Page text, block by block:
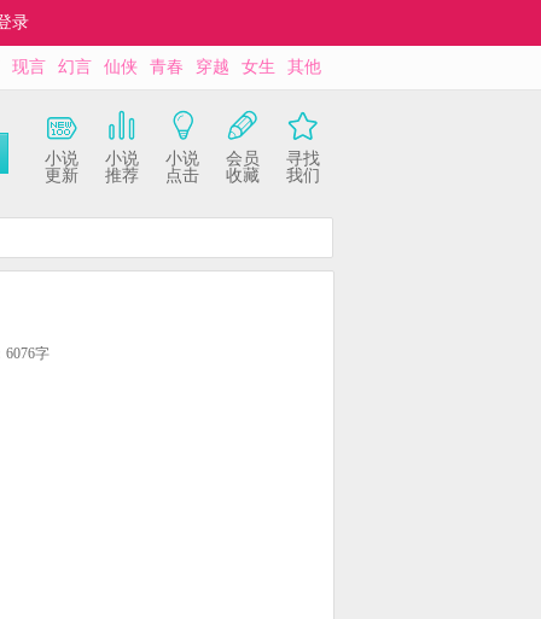
录
现言 幻言 仙侠 青春 穿越 女生 其他
小说
更新
小说
推荐
小说
点击
会员
收藏
寻找
我们
6076字